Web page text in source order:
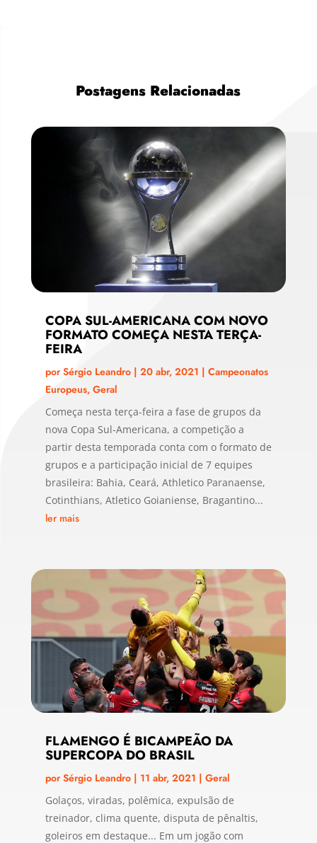
Postagens Relacionadas
COPA SUL-AMERICANA COM NOVO
FORMATO COMEÇA NESTA TERÇA-
FEIRA
porSérgio Leandro| 20 abr, 2021 | Campeonatos
Europeus, Geral
Começa nesta terça-feira a fase de grupos da
nova Copa Sul-Americana, a competição a
partir desta temporada conta com o formato de
grupos e a participação inicial de 7 equipes
brasileira: Bahia, Ceará, Athletico Paranaense,
Cotinthians, Atletico Goianiense, Bragantino...
ler mais
FLAMENGO É BICAMPEÃO DA
SUPERCOPA DO BRASIL
porSérgio Leandro| 11 abr, 2021 | Geral
Golaços, viradas, polêmica, expulsão de
treinador, clima quente, disputa de pênaltis,
goleiros em destaque... Em um jogão com